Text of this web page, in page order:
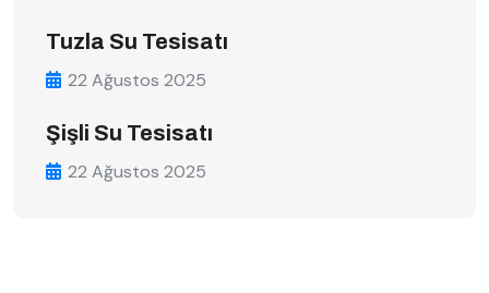
Tuzla Su Tesisatı
22 Ağustos 2025
Şişli Su Tesisatı
22 Ağustos 2025